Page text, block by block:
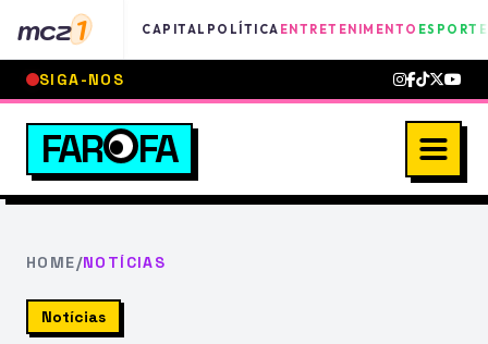
mcz1 CAPITAL POLÍTICA ENTRETENIMENTO
SIGA-NOS
FAR FA
HOME/NOTÍCIAS
Notícias